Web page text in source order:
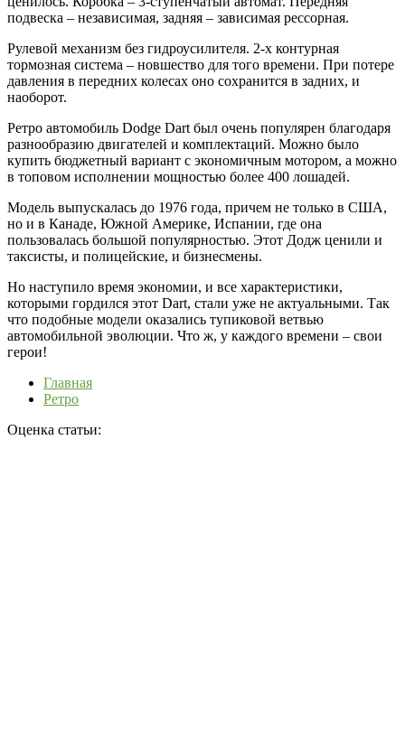
подвеска – независимая, задняя – зависимая рессорная.
Рулевой механизм без гидроусилителя. 2-х контурная
тормозная система – новшество для того времени. При потере
давления в передних колесах оно сохранится в задних, и
наоборот.
Ретро автомобиль Dodge Dart был очень популярен благодаря
разнообразию двигателей и комплектаций. Можно было
купить бюджетный вариант с экономичным мотором, а можно
в топовом исполнении мощностью более 400 лошадей.
Модель выпускалась до 1976 года, причем не только в США,
но и в Канаде, Южной Америке, Испании, где она
пользовалась большой популярностью. Этот Додж ценили и
таксисты, и полицейские, и бизнесмены.
Но наступило время экономии, и все характеристики,
которыми гордился этот Dart, стали уже не актуальными. Так
что подобные модели оказались тупиковой ветвью
автомобильной эволюции. Что ж, у каждого времени – свои
герои!
Главная
Ретро
Оценка статьи: